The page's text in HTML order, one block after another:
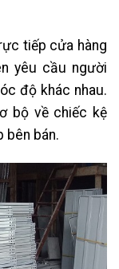
tiếp cửa hàng
yêu cầu người
độ khác nhau.
bộ về chiếc kệ
bên bán.